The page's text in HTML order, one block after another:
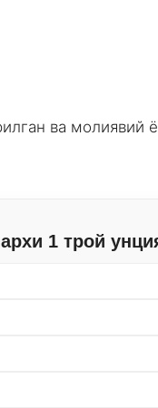
ва молиявий
1 трой